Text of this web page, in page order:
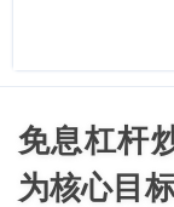
免息杠杆
为核心目